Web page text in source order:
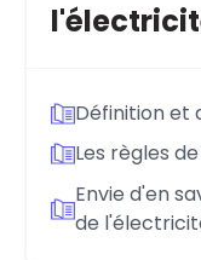
Définition et
Les règles
Envie d'en
de